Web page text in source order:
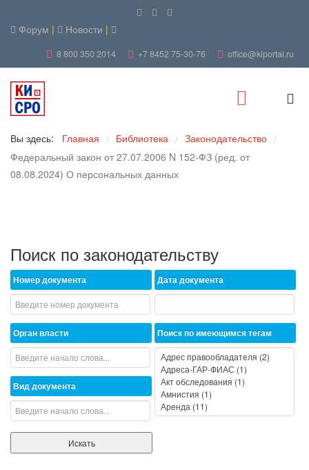
Форум | Новости |
8 800 350 2014 +7 8452 75-30-76 office@kiportal.ru
Вы здесь: Главная / Библиотека / Законодательство /
Федеральный закон от 27.07.2006 N 152-ФЗ (ред. от
08.08.2024) О персональных данных
Поиск по законодательству
Номер документа
Орган власти
Вид документа
Дата документа
Поиск по имеющимся тегам